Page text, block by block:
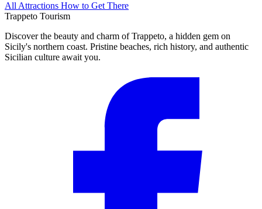
All Attractions How to Get There
Trappeto Tourism
Discover the beauty and charm of Trappeto, a hidden gem on
Sicily's northern coast. Pristine beaches, rich history, and authentic
Sicilian culture await you.